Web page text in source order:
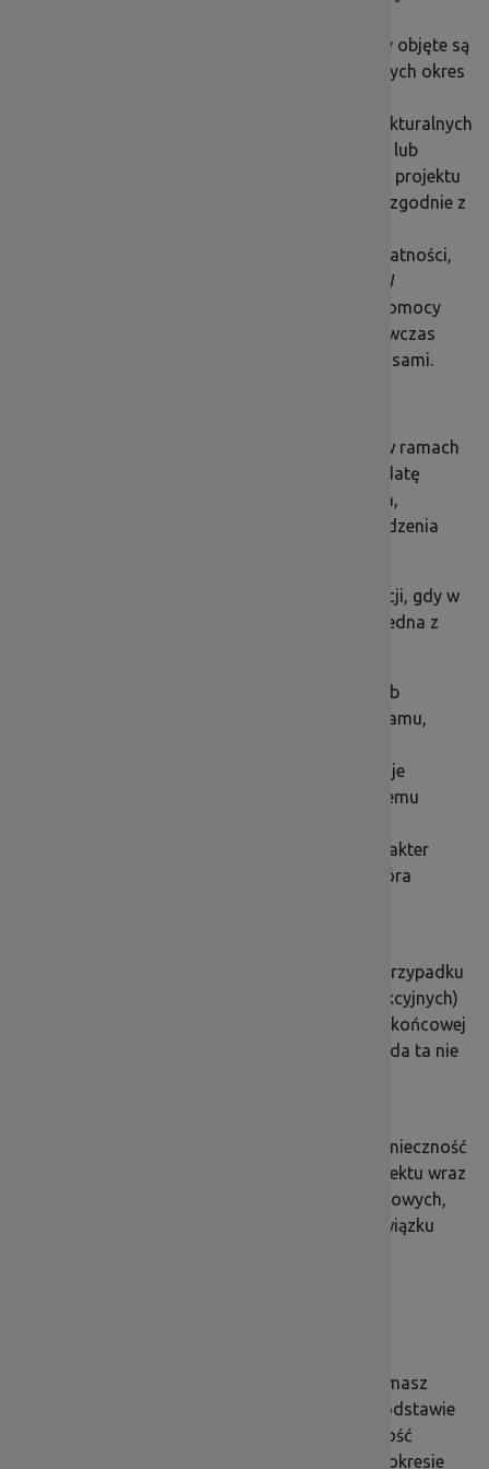
. Odstępstwem od tej zasady objęte są
mikro, małe i średnie przedsiębiorstwa, dla których okres
współfinansowanych ze środków funduszy strukturalnych
i FS, nie dotyczących inwestycji w infrastrukturę lub
inwestycji produkcyjnych, zachowanie trwałości projektu
oznacza utrzymanie inwestycji lub miejsc pracy zgodnie z
Okres trwałości liczony jest od daty ostatniej płatności,
która zostanie Ci przekazana przez instytucję. W
przypadku, gdy przepisy regulujące udzielanie pomocy
publicznej wprowadzają ostrzejsze wymogi, wówczas
stosuje się okres ustalony zgodnie z tymi przepisami.
w przypadku, gdy środki przekazywane są w ramach
rozliczenia wniosku o płatność końcową – datę
przelewu na rachunek bankowy beneficjenta,
w pozostałych przypadkach – datę zatwierdzenia
Naruszenie zasady trwałości następuje w sytuacji, gdy w
okresie jej obowiązywania wystąpi co najmniej jedna z
zaprzestaniesz działalności produkcyjnej lub
przeniesiesz ją poza obszar wsparcia programu,
współfinansowanej infrastruktury, która daje
przedsiębiorstwu lub podmiotowi publicznemu
nastąpi istotna zmiana wpływająca na charakter
projektu, jego cele lub warunki realizacji, która
Naruszeniem zasady trwałości jest również (w przypadku
inwestycji w infrastrukturę lub inwestycji produkcyjnych)
przeniesienie w okresie 10 lat od daty płatności końcowej
działalności produkcyjnej poza obszar UE. Zasada ta nie
Naruszenie zasady trwałości może oznaczać konieczność
zwrotu środków otrzymanych na realizację projektu wraz
z odsetkami liczonymi jak dla zaległości podatkowych,
proporcjonalnie do okresu niezachowania obowiązku
Jeżeli Twój projekt podlega zasadzie trwałości masz
obowiązek sporządzania sprawozdań. Na ich podstawie
określane będzie, czy została zachowana trwałość
projektu. Instytucja, która udzieliła wsparcia, w okresie